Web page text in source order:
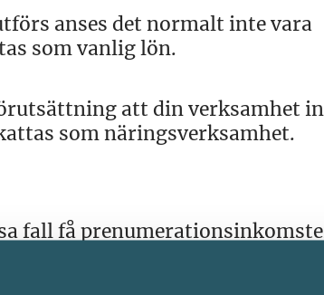
anses det normalt inte vara
som vanlig lön.
att din verksamhet
som näringsverksamhet.
fall få
Sådana inkomster från